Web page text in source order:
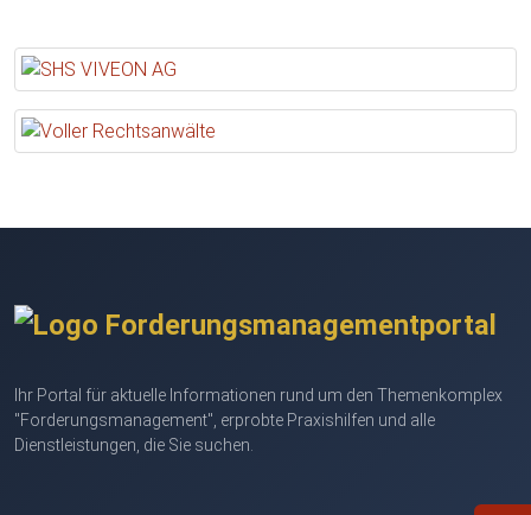
Ihr Portal für aktuelle Informationen rund um den Themenkomplex
"Forderungsmanagement", erprobte Praxishilfen und alle
Dienstleistungen, die Sie suchen.